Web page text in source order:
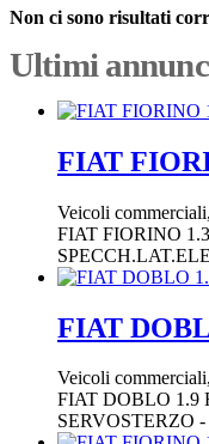
Non ci sono risultati
Ultimi
FIAT
Veicoli
FIAT FIORINO
FIAT
Veicoli
FIAT DOBLO 1.9
SERVOSTERZO -